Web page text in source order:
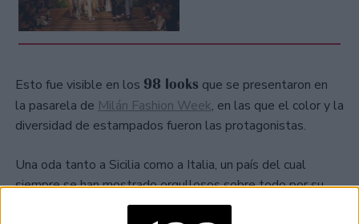
Esto fue visible en los 98 looks que se presentaron en
la pasarela de Milán Fashion Week, en las que el color y la
diversidad de estampados fueron las protagonistas.
Una oda tanto a Sicilia como a Italia, un país del cual
siempre se han mostrado orgullosos sobre todo por su